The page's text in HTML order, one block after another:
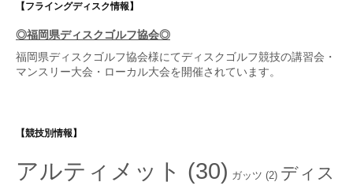
【フライングディスク情報】
◎福岡県ディスクゴルフ協会◎
福岡県ディスクゴルフ協会様にてディスクゴルフ競技の講習会・
マンスリー大会・ローカル大会を開催されています。
【競技別情報】
アルティメット (30) ガッツ (2) ディス